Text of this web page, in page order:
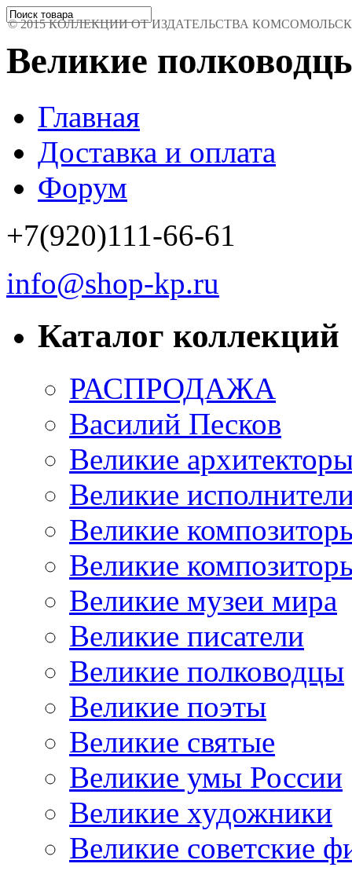
Великие
Главная
Доставка и оплата
Форум
+7(920)111-66-61
info@shop-kp.ru
Каталог коллекций
РАСПРОДАЖА
Василий Песков
Великие
Великие
Великие
Великие
Великие музеи мира
Великие писатели
Великие полководцы
Великие поэты
Великие святые
Великие умы России
Великие художники
Великие советские
© 2015 КОЛЛЕКЦИИ ОТ ИЗДАТЕЛЬСТВА